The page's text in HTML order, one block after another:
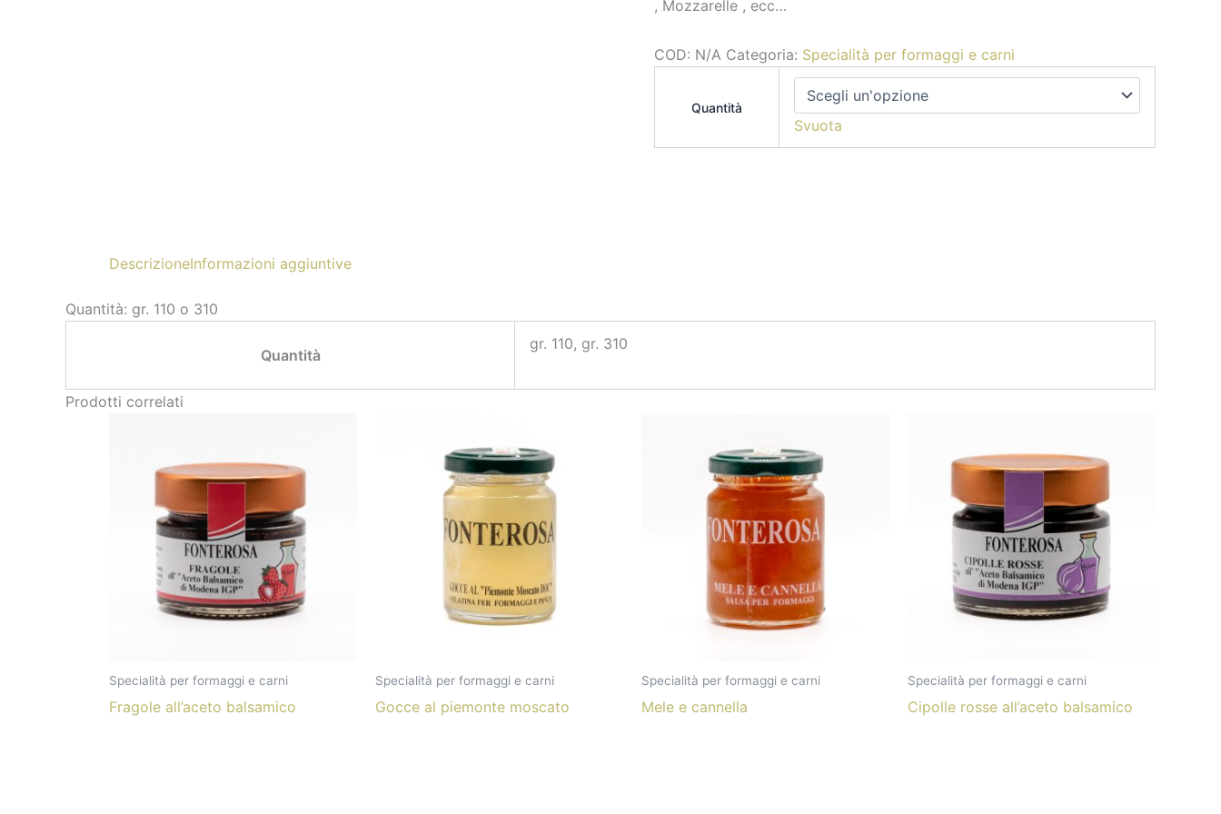
, Mozzarelle , ecc…
COD: N/A Categoria: Specialità per formaggi e carni
Quantità
Svuota
DescrizioneInformazioni aggiuntive
Quantità: gr. 110 o 310
Quantità
gr. 110, gr. 310
Prodotti correlati
Specialità per formaggi e carni
Fragole all’aceto balsamico
Specialità per formaggi e carni
Gocce al piemonte moscato
Specialità per formaggi e carni
Mele e cannella
Specialità per formaggi e carni
Cipolle rosse all’aceto balsamico